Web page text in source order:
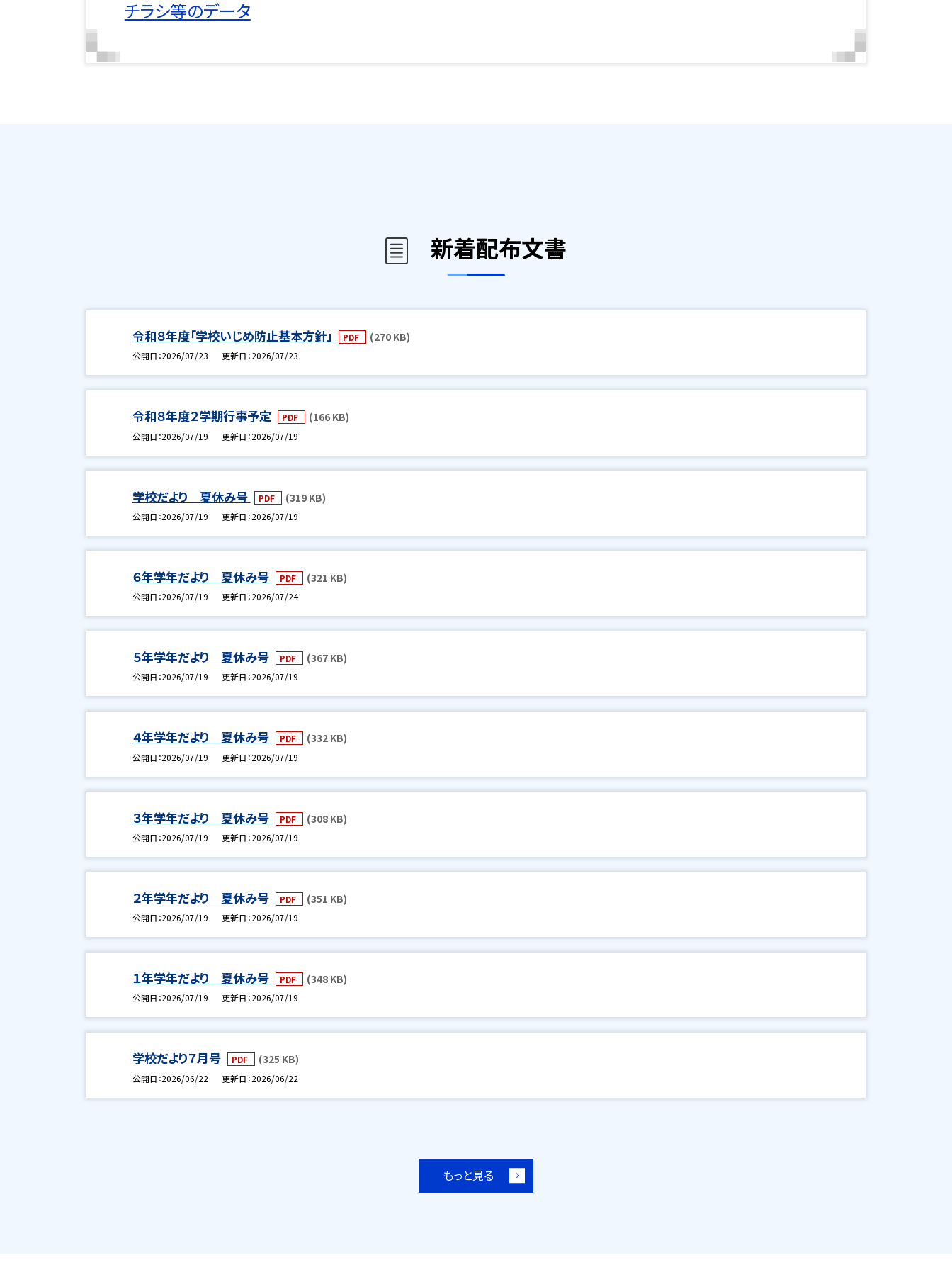
チラシ等のデータ
新着配布文書
令和８年度「学校いじめ防止基本方針」 PDF (270 KB)
公開日 2026/07/23 更新日 2026/07/23
令和８年度２学期行事予定 PDF (166 KB)
公開日 2026/07/19 更新日 2026/07/19
学校だより 夏休み号 PDF (319 KB)
公開日 2026/07/19 更新日 2026/07/19
６年学年だより 夏休み号 PDF (321 KB)
公開日 2026/07/19 更新日 2026/07/24
５年学年だより 夏休み号 PDF (367 KB)
公開日 2026/07/19 更新日 2026/07/19
４年学年だより 夏休み号 PDF (332 KB)
公開日 2026/07/19 更新日 2026/07/19
３年学年だより 夏休み号 PDF (308 KB)
公開日 2026/07/19 更新日 2026/07/19
２年学年だより 夏休み号 PDF (351 KB)
公開日 2026/07/19 更新日 2026/07/19
１年学年だより 夏休み号 PDF (348 KB)
公開日 2026/07/19 更新日 2026/07/19
学校だより７月号 PDF (325 KB)
公開日 2026/06/22 更新日 2026/06/22
もっと見る